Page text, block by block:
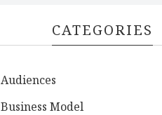
CATEGORIES
Audiences
Business Model